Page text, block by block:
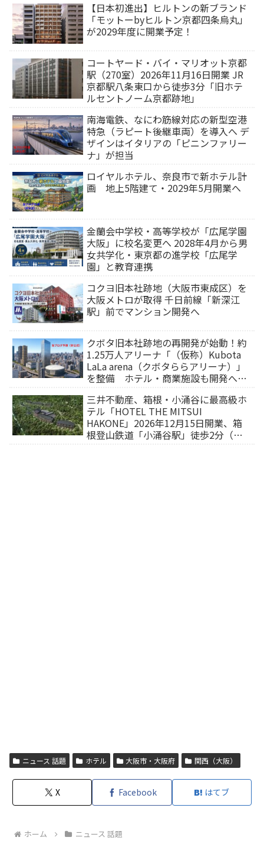
【日本初進出】ヒルトンの新ブランド
「モットーbyヒルトン京都四条烏丸」
が2029年度に開業予定！
コートヤード・バイ・マリオット京都
駅（270室）2026年11月16日開業 JR
京都駅八条東口から徒歩3分「旧ホテ
ルセントノーム京都跡地」
南海電鉄、なにわ筋線対応の新型空港
特急（ラピート後継車両）を導入へ デ
ザインはイタリアの「ピニンファリー
ナ」が担当
ロイヤルホテル、奈良市で新ホテル計
画 地上5階建て・2029年5月開業へ
金蘭会中学校・高等学校が「広尾学園
大阪」に校名変更へ 2028年4月から男
女共学化・東京都の進学校「広尾学
園」と教育連携
コクヨ旧本社跡地（大阪市東成区）を
大阪メトロが取得 千日前線「新深江
駅」前でマンション開発へ
クボタ旧本社跡地の再開発が始動！約
1.25万人アリーナ「（仮称）Kubota
LaLa arena（クボタららアリーナ）」
を整備 ホテル・商業施設も開発へ
三井不動産、箱根・小涌谷に最高級ホ
テル「HOTEL THE MITSUI
HAKONE」2026年12月15日開業、箱
根登山鉄道「小涌谷駅」徒歩2分（旅
ニュース 話題 ホテル 大阪市・大阪府 関西（大阪）
X Facebook はてブ
ホーム ニュース 話題